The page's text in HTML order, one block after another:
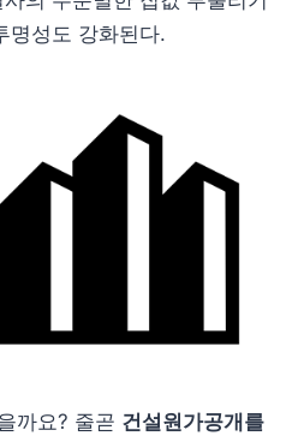
명성도 강화된다.
까요? 줄곧 건설원가공개를